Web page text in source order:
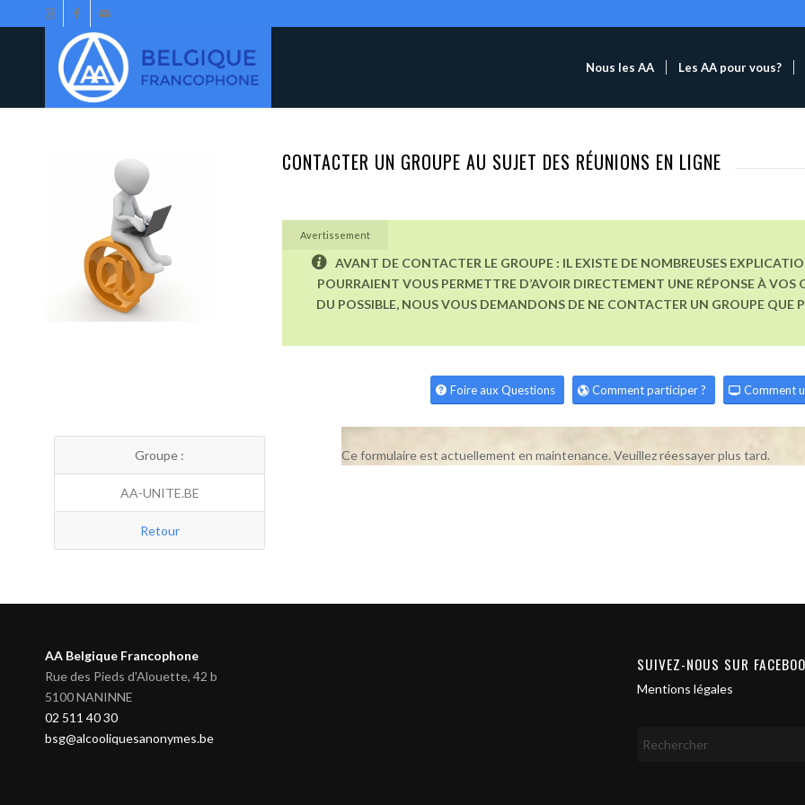
Nous les AA Les AA pour vous?
CONTACTER UN GROUPE AU SUJET DES RÉUNIONS EN LIGNE
Avertissement
AVANT DE CONTACTER LE GROUPE : IL EXISTE DE NOMBREUSES
POURRAIENT VOUS PERMETTRE D’AVOIR DIRECTEMENT UNE RÉPONSE À VOS
DU POSSIBLE, NOUS VOUS DEMANDONS DE NE CONTACTER UN GROUPE QUE
Foire aux Questions Comment participer ? Comment
Groupe :
AA-UNITE.BE
Retour
Ce formulaire est actuellement en maintenance. Veuillez réessayer plus tard.
AA Belgique Francophone
Rue des Pieds d'Alouette, 42 b
5100 NANINNE
02 511 40 30
bsg@alcooliquesanonymes.be
SUIVEZ-NOUS SUR
Mentions légales